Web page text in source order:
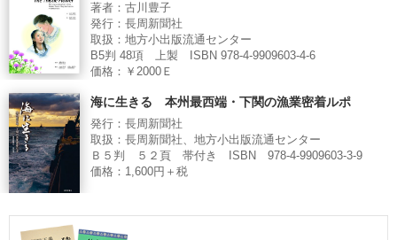
著者：古川豊子
発行：長周新聞社
取扱：地方小出版流通センター
B5判 48項 上製 ISBN 978-4-9909603-4-6
価格：￥2000Ｅ
海に生きる 本州最西端・下関の漁業密着ルポ
発行：長周新聞社
取扱：長周新聞社、地方小出版流通センター
Ｂ５判 ５２頁 帯付き ISBN 978-4-9909603-3-9
価格：1,600円＋税